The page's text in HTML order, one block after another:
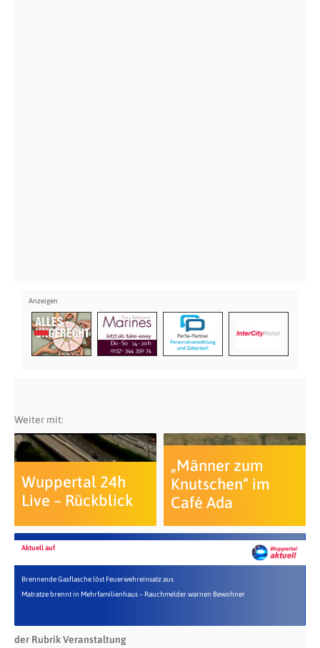
Weiter mit:
Wuppertal 24h
Live – Rückblick
„Männer zum
Knutschen“ im
Café Ada
Aktuell auf
Brennende Gasflasche löst Feuerwehreinsatz aus
Matratze brennt in Mehrfamilienhaus – Rauchmelder warnen Bewohner
der Rubrik Veranstaltung